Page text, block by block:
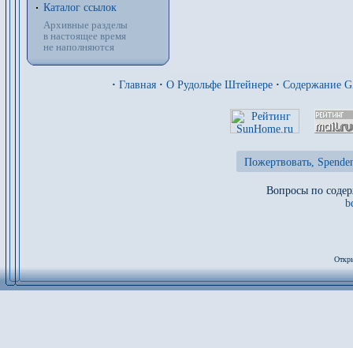
Каталог ссылок
Архивные разделы
в настоящее время
не наполняются
· Главная · О Рудольфе Штейнере · Содержание
Пожертвовать,
Вопросы по